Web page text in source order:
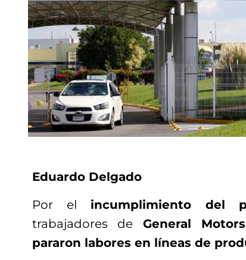
Eduardo Delgado
Por el incumplimiento del
trabajadores de General Motors
pararon labores en líneas de